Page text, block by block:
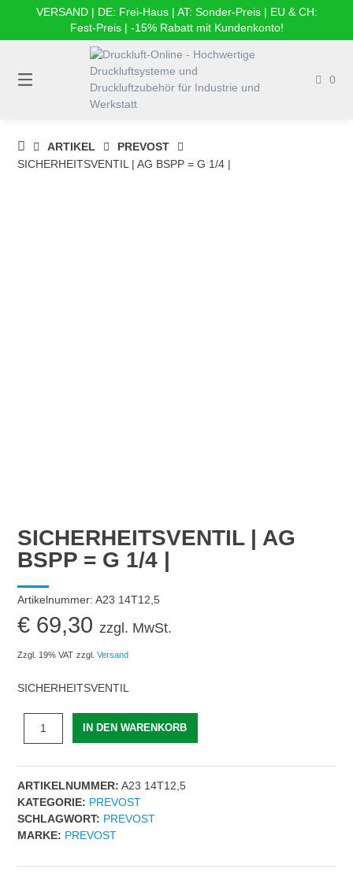
Springe
Inhalt
VERSAND | DE: Frei-Haus | AT: Sonder-Preis | EU & CH:
Fest-Preis | -15% Rabatt mit Kundenkonto!
0
DRUCKLUFT-
ONLINE
ARTIKEL
PREVOST
SICHERHEITSVENTIL | AG BSPP = G 1/4 |
SICHERHEITSVENTIL | AG
BSPP = G 1/4 |
Artikelnummer: A23 14T12,5
€ 69,30 zzgl. MwSt.
Zzgl. 19% VAT zzgl.Versand
SICHERHEITSVENTIL
BSPP
=
G
1/4
|
IN DEN WARENKORB
ARTIKELNUMMER: A23 14T12,5
KATEGORIE: PREVOST
SCHLAGWORT: PREVOST
MARKE: PREVOST